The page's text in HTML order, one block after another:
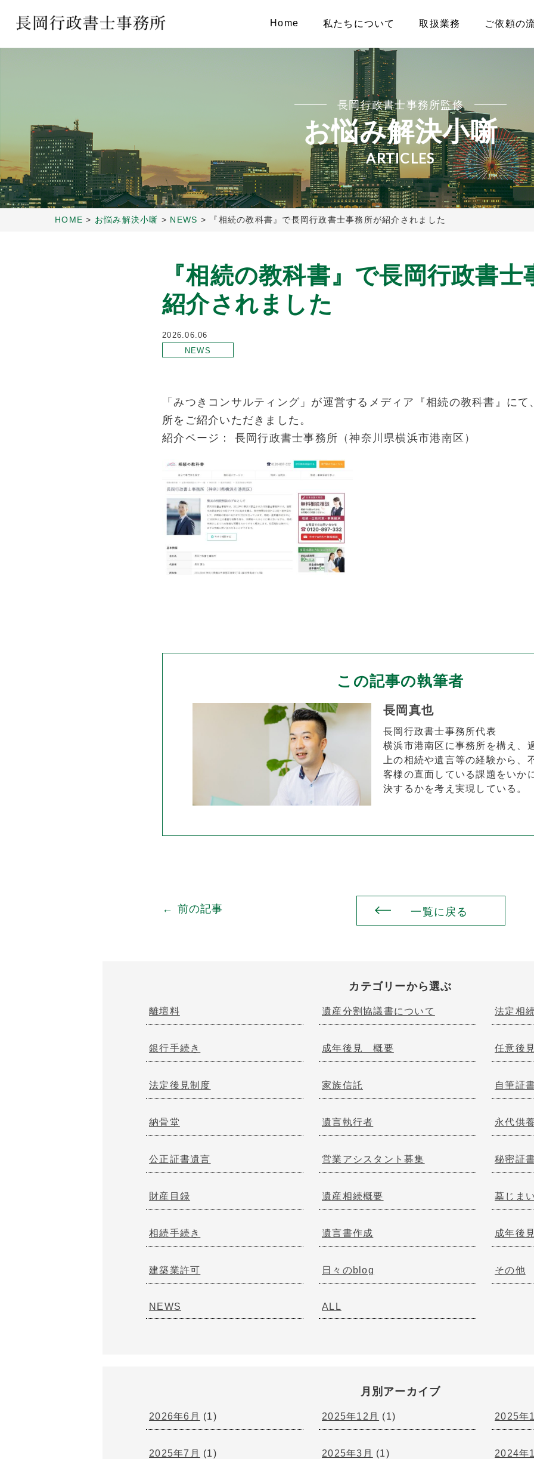
Home 私たちについて 取扱業務 ご依頼の
長岡行政書士事務所監修
お悩み解決小噺
ARTICLES
HOME > お悩み解決小噺 > NEWS > 『相続の教科書』で長岡行政書士事務所が紹介されました
『相続の教科書』で長岡行政書士
紹介されました
2026.06.06
NEWS
「みつきコンサルティング 」が運営するメディア『相続の教科書 』に
所をご紹介いただきました。
紹介ページ：
長岡行政書士事務所（神奈川県横浜市港南区）
この記事の執筆者
長岡真也
長岡行政書士事務所代表
横浜市港南区に事務所を構え、
上の相続や遺言等の経験から、
客様の直面している課題をいか
決するかを考え実現している。
← 前の記事 一覧に戻る
カテゴリーから選ぶ
離壇料 遺産分割協議書について 法定相
銀行手続き 成年後見 概要 任意後
法定後見制度 家族信託 自筆証
納骨堂 遺言執行者 永代供養
公正証書遺言 営業アシスタント募集 秘密証
財産目録 遺産相続概要 墓じまい
相続手続き 遺言書作成 成年後見
建築業許可 日々のblog その他
NEWS ALL
月別アーカイブ
2026年6月 (1) 2025年12月 (1) 2025年
2025年7月 (1) 2025年3月 (1) 2024年